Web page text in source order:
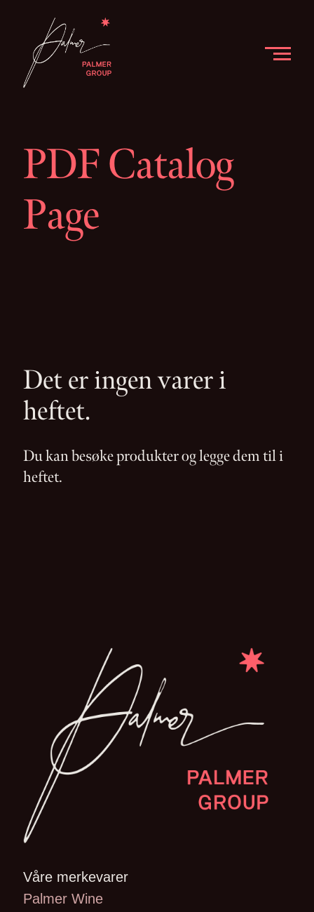
PDF Catalog
Page
Det er ingen varer i
heftet.
Du kan besøke produkter og legge dem til i
heftet.
Våre merkevarer
Palmer Wine